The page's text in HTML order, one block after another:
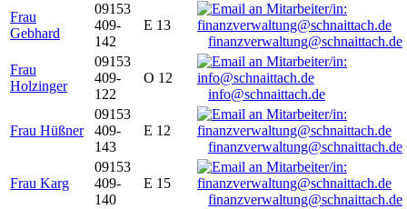
Frau
Gebhard
09153
409-
142
E 13
finanzverwaltung@schnaittach.de
Frau
Holzinger
09153
409-
122
O 12
info@schnaittach.de
Frau Hüßner
09153
409-
143
E 12
finanzverwaltung@schnaittach.de
Frau Karg
09153
409-
140
E 15
finanzverwaltung@schnaittach.de